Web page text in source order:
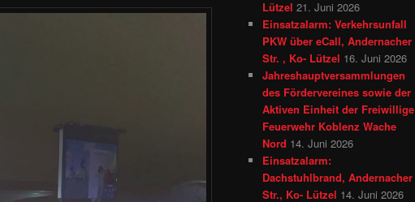
Lützel 21. Juni 2026
Einsatzalarm: Verkehrsunfall
PKW über eCall, Andernacher
Str. , Ko- Lützel 16. Juni 2026
Jahreshauptversammlungen
des Fördervereines sowie der
Aktiven Einheit der Freiwillige
Feuerwehr Koblenz Wache
Nord 14. Juni 2026
Einsatzalarm:
Dachstuhlbrand, Andernacher
Str., Ko- Lützel 14. Juni 2026